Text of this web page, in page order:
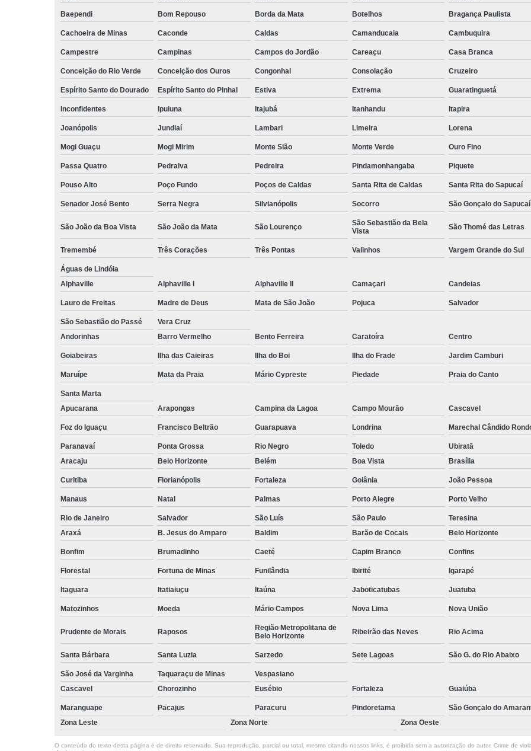
Rastreador Satelital para Caminhões
Rastreamento de Caminhão Via Satélite
Empresa de Rastreador Veicular
Rastreador de Automóveis
Rastreador
Rastreador de Carro Minas
Rastreador para Carros
Rastreador Veicular para Carros de
Rastreador Veicular Particular
Gps
Rastreador do Carro
Rastreador Gps para Carro
Rastreador para Carros com
Rastreador por Satelite para Carros
Empresa Especializada em Rastreamento
Rastreamento de Carros Belo
Rastreamento de Carros e Caminhões
Rastreamento de Carros por Satélite
Rastreamento para Carros e
Monitoramento e Rastreamento de Frotas
Rastreamento de Frotas Belo Horizonte
Rastreamento de Frotas Minas
Rastreamento e Monitoramento
Empresa de Rastreamento de
Empresa de
Empresa de
Empresa
Empresas de Monitoramento e
Rastreamento de Veículos
Rastreamento para Carros
Detector
Detector de Fadiga para Motorista
Sensor de Fadiga e Distração
Camera Gravadora
Cameras para Veiculos com
Baependi Bom Repouso Borda da Mata Botelhos Bragança Paulista
Cachoeira de Minas Caconde Caldas Camanducaia Cambuquira
Campestre Campinas Campos do Jordão Careaçu Casa Branca
Conceição do Rio Verde Conceição dos Ouros Congonhal Consolação Cruzeiro
Espírito Santo do Dourado Espírito Santo do Pinhal Estiva Extrema Guaratinguetá
Inconfidentes Ipuiuna Itajubá Itanhandu Itapira
Joanópolis Jundiaí Lambari Limeira Lorena
Mogi Guaçu Mogi Mirim Monte Sião Monte Verde Ouro Fino
Passa Quatro Pedralva Pedreira Pindamonhangaba Piquete
Pouso Alto Poço Fundo Poços de Caldas Santa Rita de Caldas Santa Rita do Sapucaí
Senador José Bento Serra Negra Silvianópolis Socorro São Gonçalo do Sapucaí
São João da Boa Vista São João da Mata São Lourenço
São Sebastião da Bela
Vista
São Thomé das Letras
Tremembé Três Corações Três Pontas Valinhos Vargem Grande do Sul
Águas de Lindóia
Alphaville
Alphaville I Alphaville II Camaçari Candeias
Lauro de Freitas Madre de Deus Mata de São João Pojuca Salvador
São Sebastião do Passé
Vera Cruz
Andorinhas
Barro Vermelho Bento Ferreira Caratoíra Centro
Goiabeiras Ilha das Caieiras Ilha do Boi Ilha do Frade Jardim Camburi
Maruípe Mata da Praia Mário Cypreste Piedade Praia do Canto
Santa Marta
Apucarana
Arapongas Campina da Lagoa Campo Mourão Cascavel
Foz do Iguaçu Francisco Beltrão Guarapuava Londrina Marechal Cândido
Paranavaí Ponta Grossa Rio Negro Toledo Ubiratã
Aracaju
Belo Horizonte Belém Boa Vista Brasília
Curitiba Florianópolis Fortaleza Goiânia João Pessoa
Manaus Natal Palmas Porto Alegre Porto Velho
Rio de Janeiro Salvador São Luís São Paulo Teresina
Araxá
B. Jesus do Amparo Baldim Barão de Cocais Belo Horizonte
Bonfim Brumadinho Caeté Capim Branco Confins
Florestal Fortuna de Minas Funilândia Ibirité Igarapé
Itaguara Itatiaiuçu Itaúna Jaboticatubas Juatuba
Matozinhos Moeda Mário Campos Nova Lima Nova União
Prudente de Morais Raposos
Região Metropolitana de
Belo Horizonte
Ribeirão das Neves Rio Acima
Santa Bárbara Santa Luzia Sarzedo Sete Lagoas São G. do Rio Abaixo
São José da Varginha Taquaraçu de Minas
Vespasiano
Cascavel
Chorozinho Eusébio Fortaleza Guaiúba
Maranguape Pacajus Paracuru Pindoretama São Gonçalo do
Zona Leste
Zona Norte Zona Oeste
O conteúdo do texto desta página é de direito reservado. Sua reprodução, parcial ou total, mesmo citando nossos links, é proibida sem a autorização do autor. Crime de